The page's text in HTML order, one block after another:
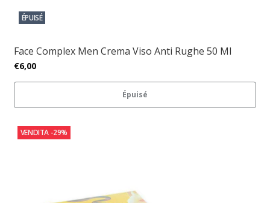
ÉPUISÉ
Face Complex Men Crema Viso Anti Rughe 50 Ml
€6,00
Épuisé
VENDITA -29%